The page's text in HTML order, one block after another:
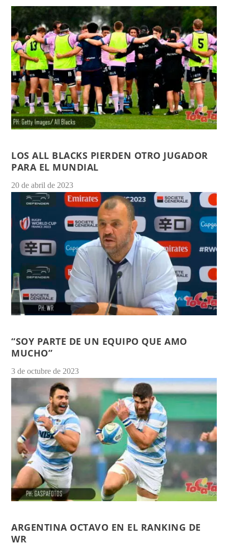
LOS ALL BLACKS PIERDEN OTRO JUGADOR
PARA EL MUNDIAL
20 de abril de 2023
“SOY PARTE DE UN EQUIPO QUE AMO
MUCHO”
3 de octubre de 2023
ARGENTINA OCTAVO EN EL RANKING DE
WR